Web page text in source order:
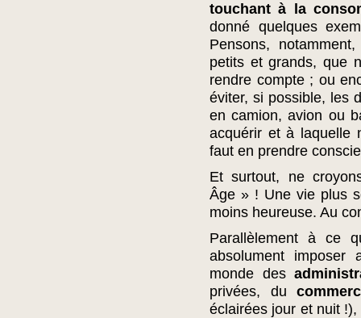
touchant à la
donné quelques
Pensons,
petits et grands, que
rendre compte ; ou
éviter, si possible, les
en camion, avion ou
acquérir et à laquelle
faut en prendre
Et surtout, ne
Âge » ! Une vie plus
moins heureuse. Au
Parallèlement à ce
absolument imposer
monde des
privées, du
éclairées jour et nuit